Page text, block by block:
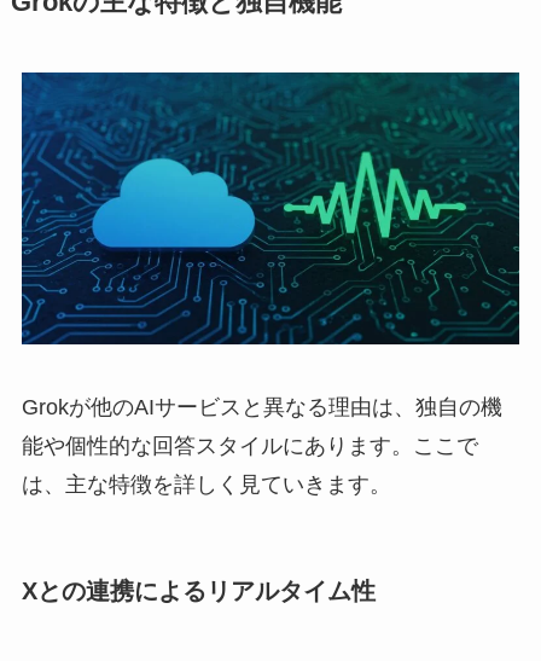
Grokが他のAIサービスと異なる理由は、独自の機
能や個性的な回答スタイルにあります。ここで
は、主な特徴を詳しく見ていきます。
Xとの連携によるリアルタイム性